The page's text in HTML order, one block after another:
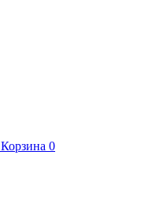
Корзина 0